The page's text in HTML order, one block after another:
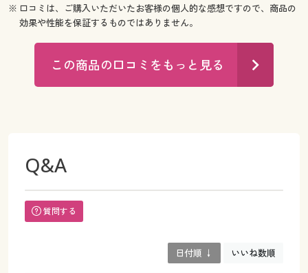
※ 口コミは、ご購入いただいたお客様の個人的な感想ですので、商品の
効果や性能を保証するものではありません。
この商品の口コミをもっと見る
Q&A
質問する
日付順 ↓ いいね数順